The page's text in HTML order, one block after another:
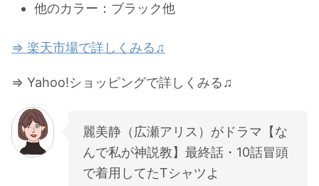
他のカラー：ブラック他
⇒ 楽天市場で詳しくみる♫
⇒ Yahoo!ショッピングで詳しくみる♫
麗美静（広瀬アリス）がドラマ【な
んで私が神説教】最終話・10話冒頭
で着用してたTシャツよ